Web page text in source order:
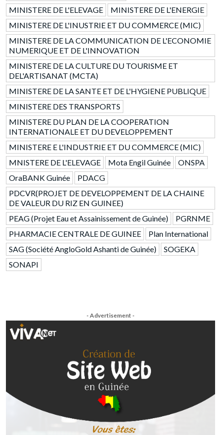
MINISTERE DE L'ELEVAGE
MINISTERE DE L'ENERGIE
MINISTERE DE L'INUSTRIE ET DU COMMERCE (MIC)
MINISTERE DE LA COMMUNICATION DE L'ECONOMIE
NUMERIQUE ET DE L'INNOVATION
MINISTERE DE LA CULTURE DU TOURISME ET
DEL'ARTISANAT (MCTA)
MINISTERE DE LA SANTE ET DE L'HYGIENE PUBLIQUE
MINISTERE DES TRANSPORTS
MINISTERE DU PLAN DE LA COOPERATION
INTERNATIONALE ET DU DEVELOPPEMENT
MINISTERE E L'INDUSTRIE ET DU COMMERCE (MIC)
MNISTERE DE L'ELEVAGE
Mota Engil Guinée
ONSPA
OraBANK Guinée
PDACG
PDCVR(PROJET DE DEVELOPPEMENT DE LA CHAINE
DE VALEUR DU RIZ EN GUINEE)
PEAG (Projet Eau et Assainissement de Guinée)
PGRNME
PHARMACIE CENTRALE DE GUINEE
Plan International
SAG (Société AngloGold Ashanti de Guinée)
SOGEKA
SONAPI
- Advertisement -